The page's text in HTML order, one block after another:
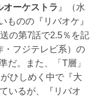
オーケストラ 』（水
ものの『リバオケ』
の第7話で2.5％を記
・フジテレビ系）の
だ。また、「T層」
ひしめく中で『大
いるが、『リバオ